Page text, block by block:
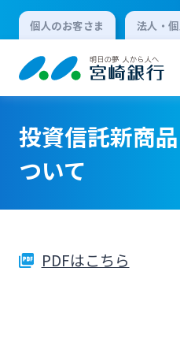
個人のお客さま 法人・
個人向けインタ
ロ
法人向けインター
投資信託新商
ついて
PDFはこちら